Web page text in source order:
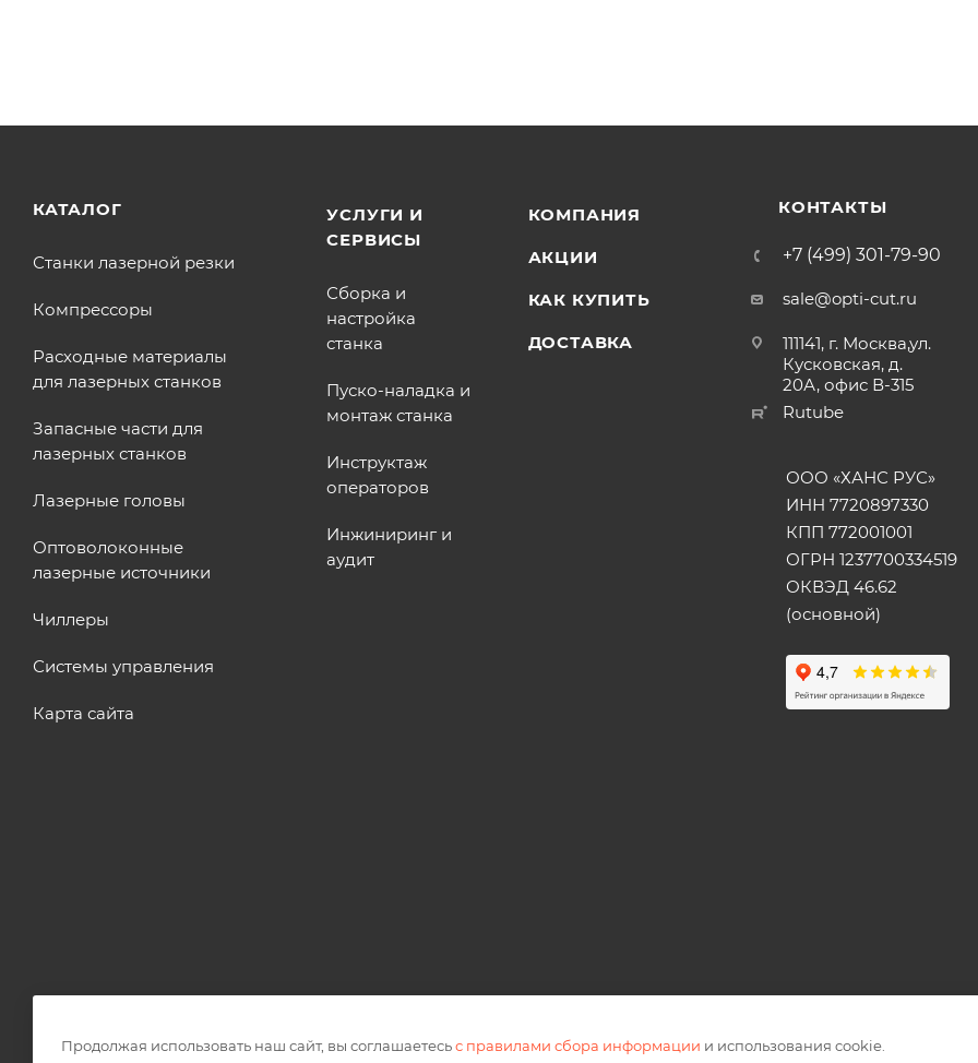
КАТАЛОГ
Станки лазерной резки
Компрессоры
Расходные материалы
для лазерных станков
Запасные части для
лазерных станков
Лазерные головы
Оптоволоконные
лазерные источники
Чиллеры
Системы управления
Карта сайта
УСЛУГИ И
СЕРВИСЫ
Сборка и
настройка
станка
Пуско-наладка и
монтаж станка
Инструктаж
операторов
Инжиниринг и
аудит
КОМПАНИЯ
АКЦИИ
КАК КУПИТЬ
ДОСТАВКА
КОНТАКТЫ
+7 (499) 301-79-90
sale@opti-cut.ru
111141, г. Москва,ул.
Кусковская, д.
20А, офис В-315
Rutube
ООО «ХАНС РУС»
ИНН 7720897330
КПП 772001001
ОГРН 1237700334519
ОКВЭД 46.62
(основной)
Правовая информация
Продолжая использовать наш сайт, вы соглашаетесьс правилами сбора информации и использования cookie.